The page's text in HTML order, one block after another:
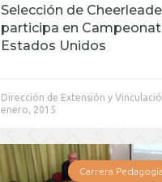
Selección de
participa en
Estados Unidos
Dirección de Extensión y
enero, 2015
Carrera